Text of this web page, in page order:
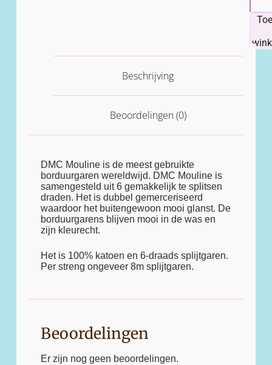
Beschrijving
Beoordelingen (0)
DMC Mouline is de meest gebruikte
borduurgaren wereldwijd. DMC Mouline is
samengesteld uit 6 gemakkelijk te splitsen
draden. Het is dubbel gemerceriseerd
waardoor het buitengewoon mooi glanst. De
borduurgarens blijven mooi in de was en
zijn kleurecht.
Het is 100% katoen en 6-draads splijtgaren.
Per streng ongeveer 8m splijtgaren.
Beoordelingen
Er zijn nog geen beoordelingen.